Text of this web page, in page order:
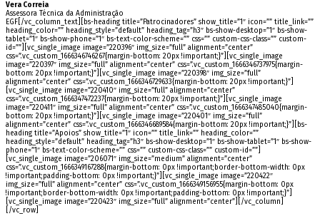
Vera Correia
Assessora Técnica da Administração
EGF[/vc_column_text][bs-heading title=”Patrocinadores” show_title=”1″ icon=”” title_link=””
heading_color=”” heading_style=”default” heading_tag=”h3″ bs-show-desktop=”1″ bs-show-
tablet=”1″ bs-show-phone=”1″ bs-text-color-scheme=”” css=”” custom-css-class=”” custom-
id=””][vc_single_image image=”220396″ img_size=”full” alignment=”center”
css=”.vc_custom_1666346746267{margin-bottom: 20px !important;}”][vc_single_image
image=”220397″ img_size=”full” alignment=”center” css=”.vc_custom_1666346737975{margin-
bottom: 20px !important;}”][vc_single_image image=”220398″ img_size=”full”
alignment=”center” css=”.vc_custom_1666346729633{margin-bottom: 20px !important;}”]
[vc_single_image image=”220410″ img_size=”full” alignment=”center”
css=”.vc_custom_1666347472237{margin-bottom: 20px !important;}”][vc_single_image
image=”220411″ img_size=”full” alignment=”center” css=”.vc_custom_1666347485040{margin-
bottom: 20px !important;}”][vc_single_image image=”220401″ img_size=”full”
alignment=”center” css=”.vc_custom_1666346689584{margin-bottom: 20px !important;}”][bs-
heading title=”Apoios” show_title=”1″ icon=”” title_link=”” heading_color=””
heading_style=”default” heading_tag=”h3″ bs-show-desktop=”1″ bs-show-tablet=”1″ bs-show-
phone=”1″ bs-text-color-scheme=”” css=”” custom-css-class=”” custom-id=””]
[vc_single_image image=”206071″ img_size=”medium” alignment=”center”
css=”.vc_custom_1666349167288{margin-bottom: 0px !important;border-bottom-width: 0px
!important;padding-bottom: 0px !important;}”][vc_single_image image=”220422″
img_size=”full” alignment=”center” css=”.vc_custom_1666349156955{margin-bottom: 0px
!important;border-bottom-width: 0px !important;padding-bottom: 0px !important;}”]
[vc_single_image image=”220423″ img_size=”full” alignment=”center”][/vc_column]
[/vc_row]